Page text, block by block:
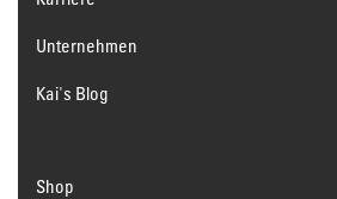
Unternehmen
Kai's Blog
Shop